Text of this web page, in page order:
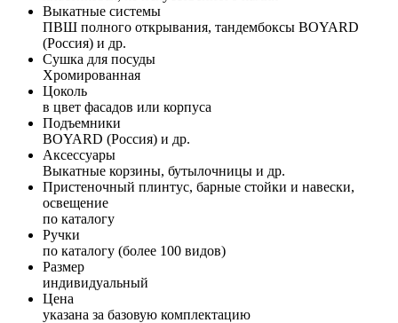
Выкатные системы
ПВШ полного открывания, тандембоксы BOYARD
(Россия) и др.
Сушка для посуды
Хромированная
Цоколь
в цвет фасадов или корпуса
Подъемники
BOYARD (Россия) и др.
Аксессуары
Выкатные корзины, бутылочницы и др.
Пристеночный плинтус, барные стойки и навески,
освещение
по каталогу
Ручки
по каталогу (более 100 видов)
Размер
индивидуальный
Цена
указана за базовую комплектацию